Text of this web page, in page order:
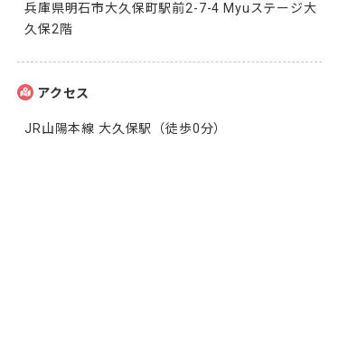
兵庫県明石市大久保町駅前2-7-4 Myuステージ大
久保2階
アクセス
JR山陽本線 大久保駅（徒歩0分）